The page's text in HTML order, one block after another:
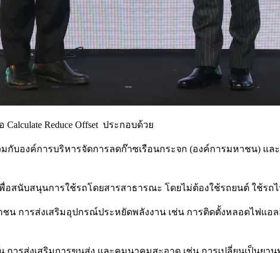
Reduce Offset ประกอบด้วย
องค์การบริหารจัดการลดก๊าซเรือนกระจก (องค์การมหาชน) และ
อสนับสนุนการใช้รถโดยสารสาธารณะ โดยไม่ต้องใช้รถยนต์ ใช้รถ
การส่งเสริมอุปกรณ์ประหยัดพลังงาน เช่น การติดตั้งหลอดไฟแอ